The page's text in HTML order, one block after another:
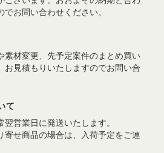
お問い合わせください。
素材変更、先予定案件のまとめ買い
お見積もりいたしますのでお問い合
て
翌営業日に発送いたします。
寄せ商品の場合は、入荷予定をご連